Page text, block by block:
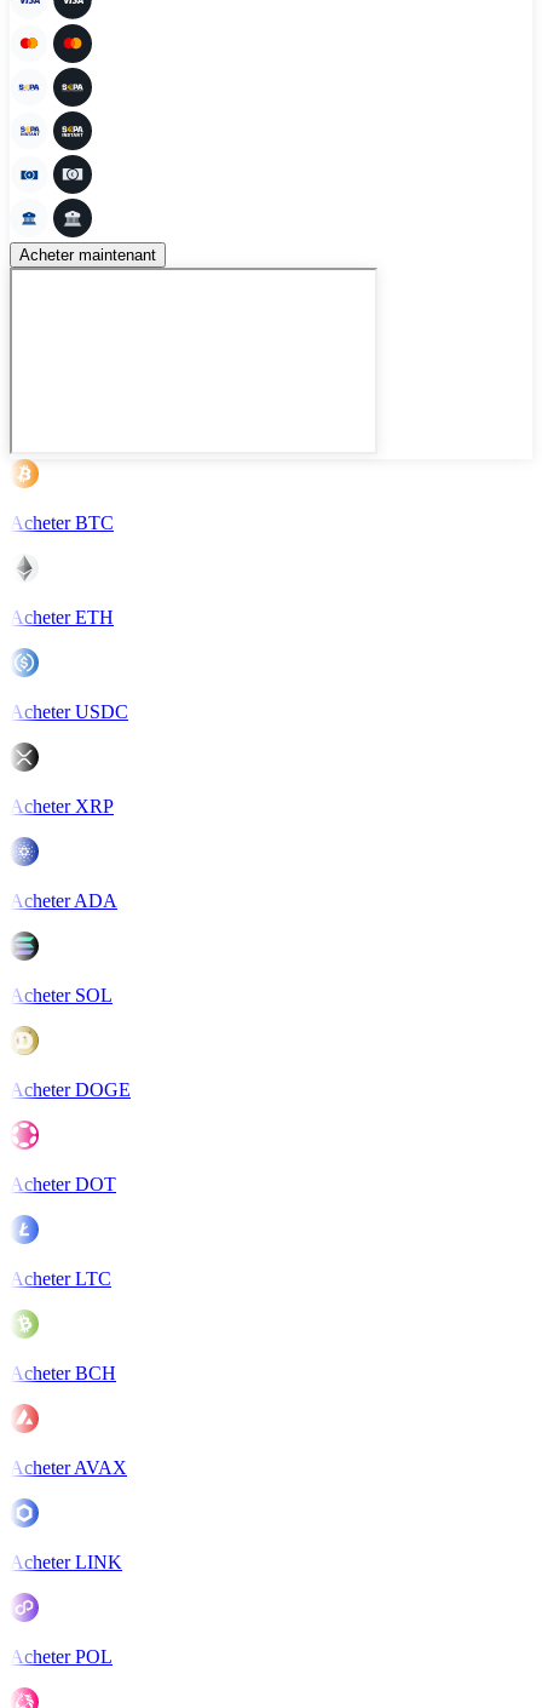
Acheter maintenant
Acheter BTC
Acheter ETH
Acheter USDC
Acheter XRP
Acheter ADA
Acheter SOL
Acheter DOGE
Acheter DOT
Acheter LTC
Acheter BCH
Acheter AVAX
Acheter LINK
Acheter POL